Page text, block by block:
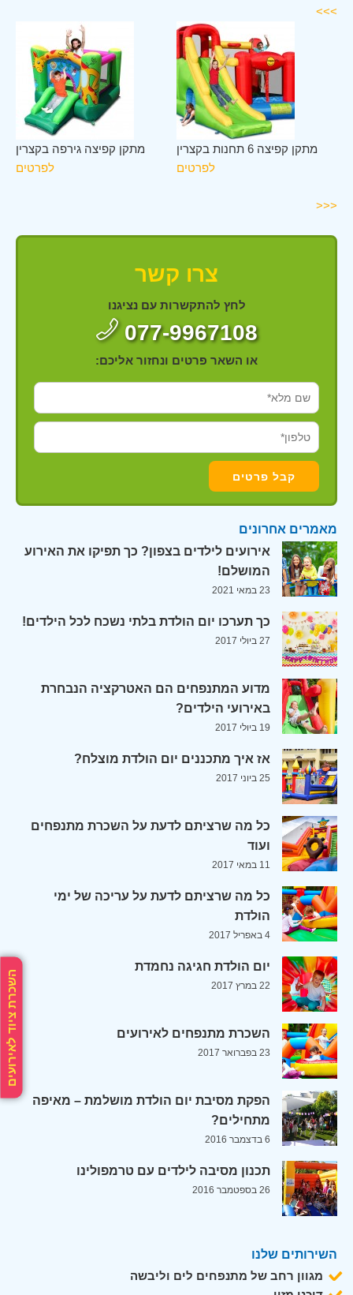
השכרת ציוד לאירועים
>>>
מתקן קפיצה גירפה בקצרין
לפרטים
מתקן קפיצה 6 תחנות בקצרין
לפרטים
<<<
צרו קשר
לחץ להתקשרות עם נציגנו
077-9967108
או השאר פרטים ונחזור אליכם:
מאמרים אחרונים
אירועים לילדים בצפון? כך תפיקו את האירוע
המושלם!
23 במאי 2021
כך תערכו יום הולדת בלתי נשכח לכל הילדים!
27 ביולי 2017
מדוע המתנפחים הם האטרקציה הנבחרת
באירועי הילדים?
19 ביולי 2017
אז איך מתכננים יום הולדת מוצלח?
25 ביוני 2017
כל מה שרציתם לדעת על השכרת מתנפחים
ועוד
11 במאי 2017
כל מה שרציתם לדעת על עריכה של ימי
הולדת
4 באפריל 2017
יום הולדת חגיגה נחמדת
22 במרץ 2017
השכרת מתנפחים לאירועים
23 בפברואר 2017
הפקת מסיבת יום הולדת מושלמת – מאיפה
מתחילים?
6 בדצמבר 2016
תכנון מסיבה לילדים עם טרמפולינו
26 בספטמבר 2016
השירותים שלנו
מגוון רחב של מתנפחים לים וליבשה